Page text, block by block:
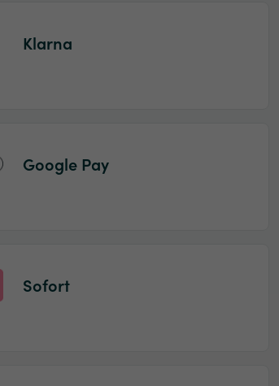
Klarna
Google Pay
Sofort